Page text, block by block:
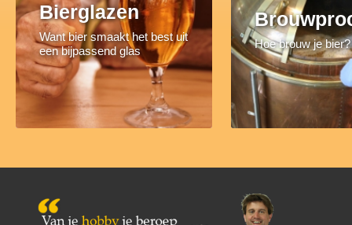
Bierglazen
Want bier smaakt het best uit
een bijpassend glas
Hoe brouw je bier?